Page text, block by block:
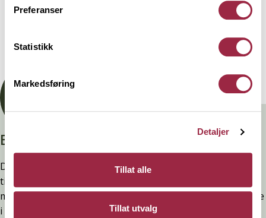
Preferanser
Statistikk
Markedsføring
Detaljer
Tillat alle
Tillat utvalg
Behandling
Dokumentasjon
Branntestet
Denne kledninger er testet, dokumentert, godkjent og
tilfredsstiller preakseptert ytelse for brann (D-s2,d0) ved
montering. Ytelsen opprettholdes ved å følge anvisningene
i våre FDV-er.